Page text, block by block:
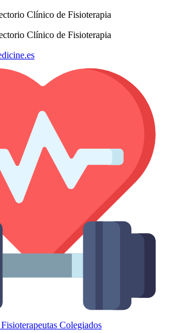
Clínico de Fisioterapia
Clínico de Fisioterapia
Colegiados